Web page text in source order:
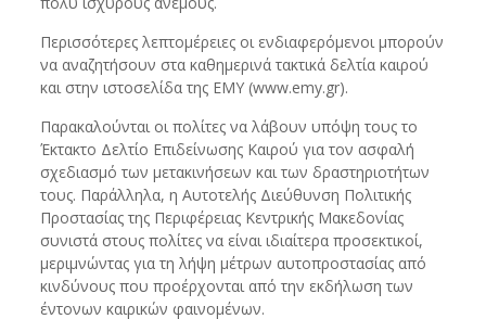
Περισσότερες λεπτομέρειες οι ενδιαφερόμενοι μπορούν
να αναζητήσουν στα καθημερινά τακτικά δελτία καιρού
και στην ιστοσελίδα της ΕΜΥ (www.emy.gr).
Παρακαλούνται οι πολίτες να λάβουν υπόψη τους το
Έκτακτο Δελτίο Επιδείνωσης Καιρού για τον ασφαλή
σχεδιασμό των μετακινήσεων και των δραστηριοτήτων
τους. Παράλληλα, η Αυτοτελής Διεύθυνση Πολιτικής
Προστασίας της Περιφέρειας Κεντρικής Μακεδονίας
συνιστά στους πολίτες να είναι ιδιαίτερα προσεκτικοί,
μεριμνώντας για τη λήψη μέτρων αυτοπροστασίας από
κινδύνους που προέρχονται από την εκδήλωση των
έντονων καιρικών φαινομένων.